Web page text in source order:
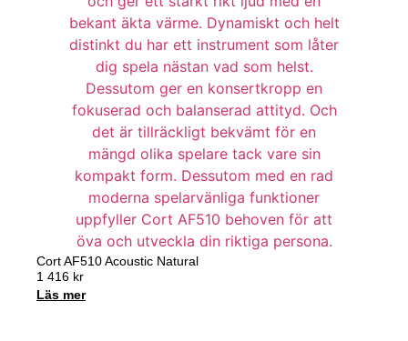
Cort AF510 Acoustic Natural
1 416 kr
Läs mer